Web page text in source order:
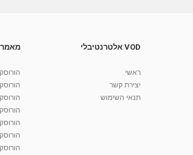
VOD אלטרנטיבלי
ראשי
יצירת קשר
תנאי השימוש